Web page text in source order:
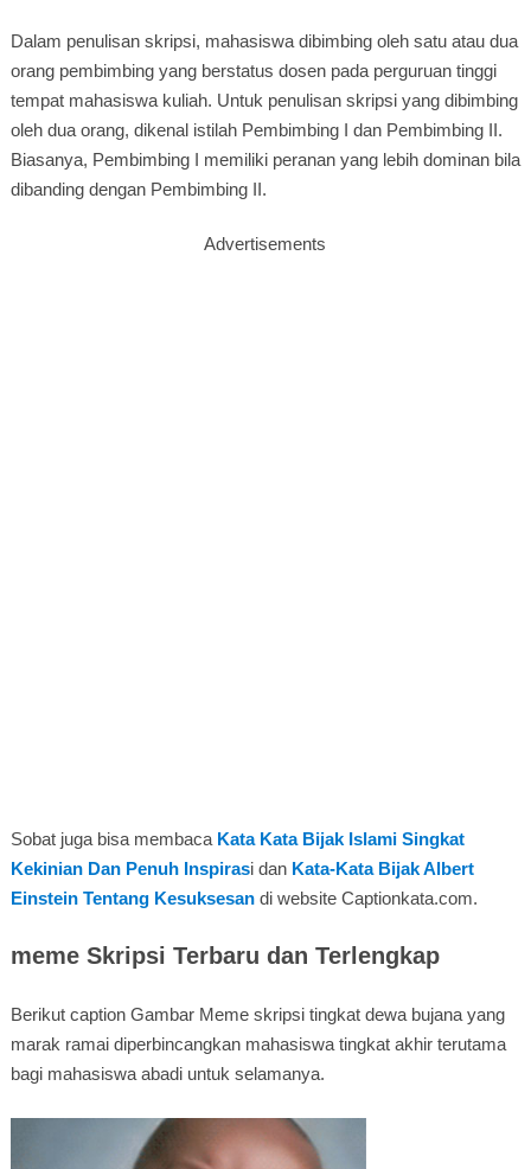
Dalam penulisan skripsi, mahasiswa dibimbing oleh satu atau dua
orang pembimbing yang berstatus dosen pada perguruan tinggi
tempat mahasiswa kuliah. Untuk penulisan skripsi yang dibimbing
oleh dua orang, dikenal istilah Pembimbing I dan Pembimbing II.
Biasanya, Pembimbing I memiliki peranan yang lebih dominan bila
dibanding dengan Pembimbing II.
Advertisements
Sobat juga bisa membaca Kata Kata Bijak Islami Singkat
Kekinian Dan Penuh Inspirasi dan Kata-Kata Bijak Albert
Einstein Tentang Kesuksesandi website Captionkata.com.
meme Skripsi Terbaru dan Terlengkap
Berikut caption Gambar Meme skripsi tingkat dewa bujana yang
marak ramai diperbincangkan mahasiswa tingkat akhir terutama
bagi mahasiswa abadi untuk selamanya.